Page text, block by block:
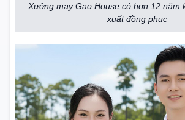
Xưởng may Gạo House có hơn 12 năm
xuất đồng phục